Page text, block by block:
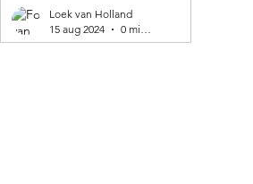
geproduceerd! 🌍
Loek van Holland
15 aug 2024
0 minuten om te lezen